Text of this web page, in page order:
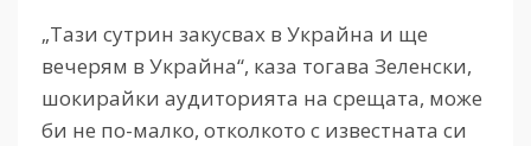
„Тази сутрин закусвах в Украйна и ще
вечерям в Украйна“, каза тогава Зеленски,
шокирайки аудиторията на срещата, може
би не по-малко, отколкото с известната си